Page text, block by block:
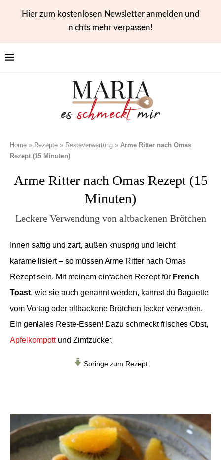
Hier zum kostenlosen Newsletter anmelden und
nichts mehr verpassen!
Home » Rezepte » Resteverwertung » Arme Ritter nach Omas
Rezept (15 Minuten)
Arme Ritter nach Omas Rezept (15
Minuten)
Leckere Verwendung von altbackenen Brötchen
Innen saftig und zart, außen knusprig und leicht
karamellisiert – so müssen Arme Ritter nach Omas
Rezept sein. Mit meinem einfachen Rezept für French
Toast, wie sie auch genannt werden, kannst du Baguette
vom Vortag oder altbackene Brötchen lecker verwerten.
Ein geniales Reste-Essen! Dazu schmeckt frisches Obst,
Apfelkompottund Zimtzucker.
Springe zum Rezept